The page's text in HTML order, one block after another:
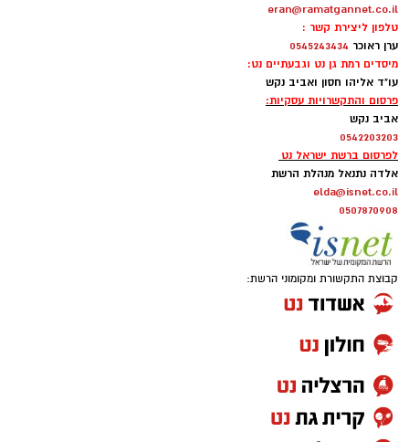
eran@ramatgannet.co.il
טלפון ליצירת קשר :
ערן ראוכר 0545243434
מיסדים רמת גן נט וגבעתיים נט:
עו"ד אליהו חסון ואביב נקש
פרסום והתקשרויות עסקיות:
אביב נקש
0542203203
לפרסום ברשת ישראל נט
אלדה נתנאל מנהלת הרשת
elda@isnet.co.il
0507870908
קבוצת התקשורת ומקומוני הרשת: